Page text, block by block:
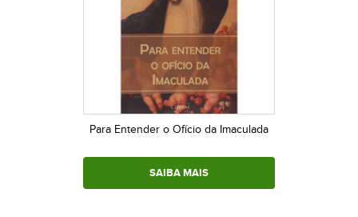
Para Entender o Ofício da Imaculada
SAIBA MAIS